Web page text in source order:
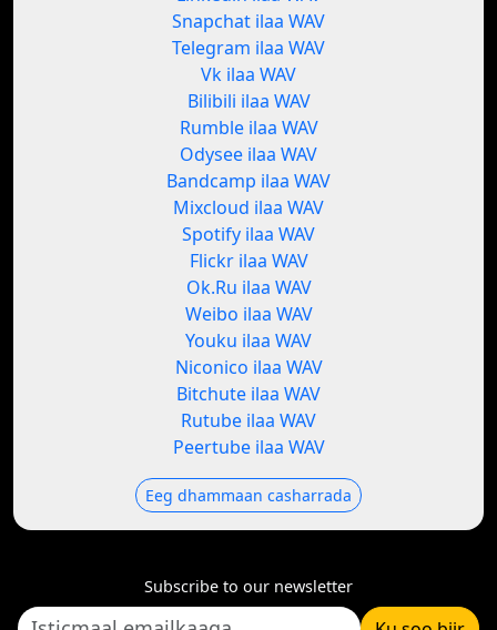
Snapchat ilaa WAV
Telegram ilaa WAV
Vk ilaa WAV
Bilibili ilaa WAV
Rumble ilaa WAV
Odysee ilaa WAV
Bandcamp ilaa WAV
Mixcloud ilaa WAV
Spotify ilaa WAV
Flickr ilaa WAV
Ok.Ru ilaa WAV
Weibo ilaa WAV
Youku ilaa WAV
Niconico ilaa WAV
Bitchute ilaa WAV
Rutube ilaa WAV
Peertube ilaa WAV
Eeg dhammaan casharrada
Subscribe to our newsletter